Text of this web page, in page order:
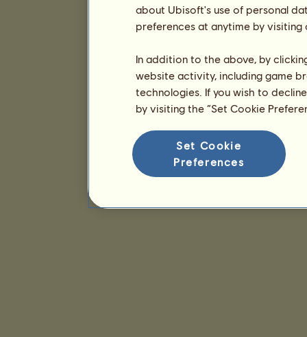
about Ubisoft's use of personal
preferences at anytime by
In addition to the above, by
website activity, including game
technologies. If you wish to
by visiting the “Set Cookie
Set Cookie
Preferences